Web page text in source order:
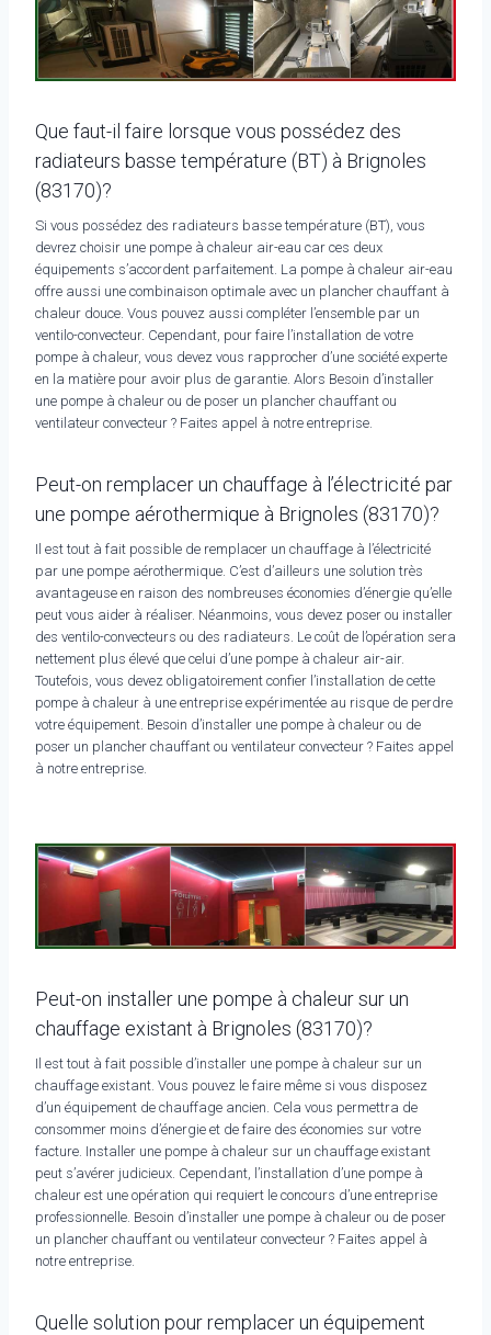
Que faut-il faire lorsque vous possédez des
radiateurs basse température (BT) à Brignoles
(83170)?
Si vous possédez des radiateurs basse température (BT), vous
devrez choisir une pompe à chaleur air-eau car ces deux
équipements s’accordent parfaitement. La pompe à chaleur air-eau
offre aussi une combinaison optimale avec un plancher chauffant à
chaleur douce. Vous pouvez aussi compléter l’ensemble par un
ventilo-convecteur. Cependant, pour faire l’installation de votre
pompe à chaleur, vous devez vous rapprocher d’une société experte
en la matière pour avoir plus de garantie. Alors Besoin d’installer
une pompe à chaleur ou de poser un plancher chauffant ou
ventilateur convecteur ? Faites appel à notre entreprise.
Peut-on remplacer un chauffage à l’électricité par
une pompe aérothermique à Brignoles (83170)?
Il est tout à fait possible de remplacer un chauffage à l’électricité
par une pompe aérothermique. C’est d’ailleurs une solution très
avantageuse en raison des nombreuses économies d’énergie qu’elle
peut vous aider à réaliser. Néanmoins, vous devez poser ou installer
des ventilo-convecteurs ou des radiateurs. Le coût de l’opération sera
nettement plus élevé que celui d’une pompe à chaleur air-air.
Toutefois, vous devez obligatoirement confier l’installation de cette
pompe à chaleur à une entreprise expérimentée au risque de perdre
votre équipement. Besoin d’installer une pompe à chaleur ou de
poser un plancher chauffant ou ventilateur convecteur ? Faites appel
à notre entreprise.
Peut-on installer une pompe à chaleur sur un
chauffage existant à Brignoles (83170)?
Il est tout à fait possible d’installer une pompe à chaleur sur un
chauffage existant. Vous pouvez le faire même si vous disposez
d’un équipement de chauffage ancien. Cela vous permettra de
consommer moins d’énergie et de faire des économies sur votre
facture. Installer une pompe à chaleur sur un chauffage existant
peut s’avérer judicieux. Cependant, l’installation d’une pompe à
chaleur est une opération qui requiert le concours d’une entreprise
professionnelle. Besoin d’installer une pompe à chaleur ou de poser
un plancher chauffant ou ventilateur convecteur ? Faites appel à
notre entreprise.
Quelle solution pour remplacer un équipement